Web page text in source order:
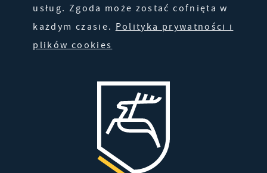
usług. Zgoda może zostać cofnięta w
każdym czasie. Polityka prywatności i
plików cookies